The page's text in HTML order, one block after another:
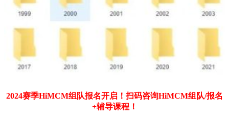
2024赛季HiMCM组队报名开启！扫码咨询HiMCM组队/报名
+辅导课程！